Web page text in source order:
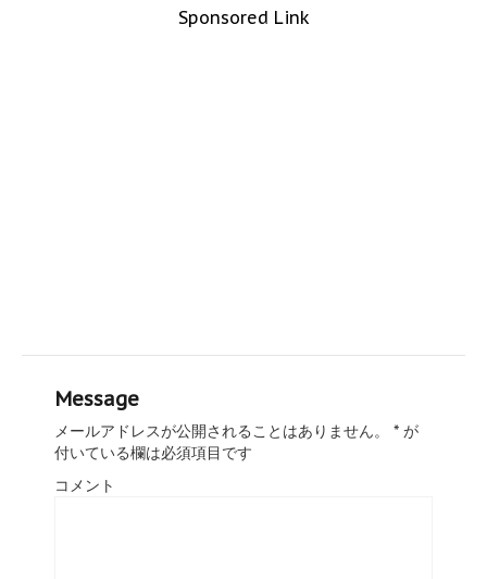
Sponsored Link
Message
メールアドレスが公開されることはありません。 * が
付いている欄は必須項目です
コメント